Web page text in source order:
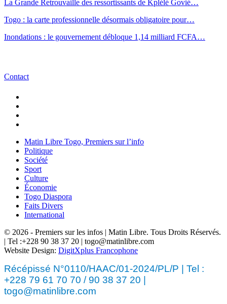
La Grande Retrouvaille des ressortissants de Kplélé Govié…
Togo : la carte professionnelle désormais obligatoire pour…
Inondations : le gouvernement débloque 1,14 milliard FCFA…
Contact
Matin Libre Togo, Premiers sur l’info
Politique
Société
Sport
Culture
Économie
Togo Diaspora
Faits Divers
International
© 2026 - Premiers sur les infos | Matin Libre. Tous Droits Réservés.
| Tel :+228 90 38 37 20 | togo@matinlibre.com
Website Design: DigitXplus Francophone
Récépissé N°0110/HAAC/01-2024/PL/P | Tel :
+228 79 61 70 70 / 90 38 37 20 |
togo@matinlibre.com